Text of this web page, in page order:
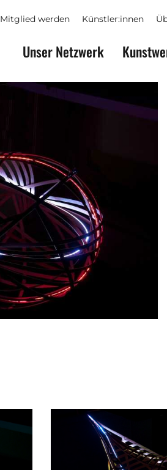
Mitglied werden Künstler:innen
Unser Netzwerk